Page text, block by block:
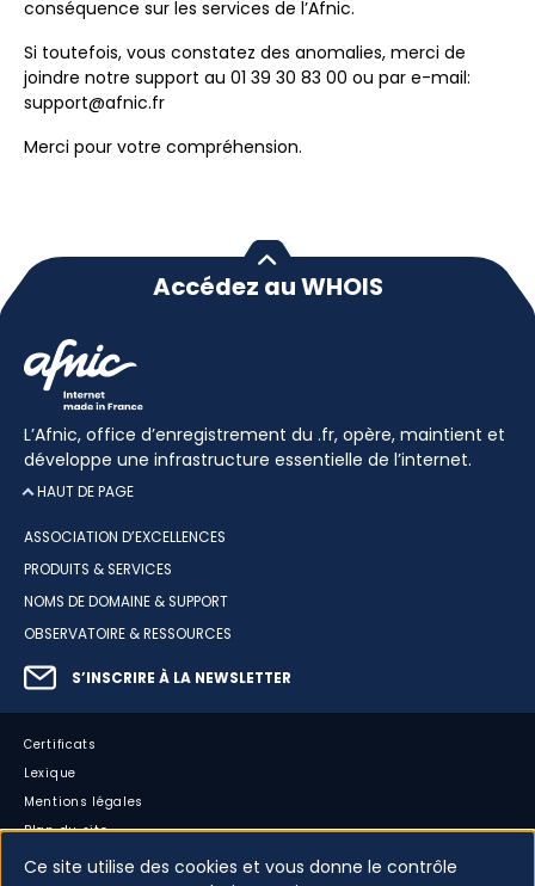
conséquence sur les services de l’Afnic.
Si toutefois, vous constatez des anomalies, merci de
joindre notre support au 01 39 30 83 00 ou par e-mail:
support@afnic.fr
Merci pour votre compréhension.
Accédez au WHOIS
L’Afnic, office d’enregistrement du .fr, opère, maintient et
développe une infrastructure essentielle de l’internet.
HAUT DE PAGE
ASSOCIATION D’EXCELLENCES
PRODUITS & SERVICES
NOMS DE DOMAINE & SUPPORT
OBSERVATOIRE & RESSOURCES
S’INSCRIRE À LA NEWSLETTER
Certificats
Lexique
Mentions légales
Plan du site
Accessibilité : partiellement conforme
Ce site utilise des cookies et vous donne le contrôle